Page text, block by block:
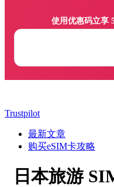
Trustpilot
最新文章
购买eSIM卡攻略
日本旅游